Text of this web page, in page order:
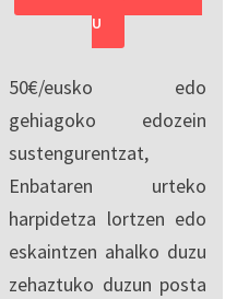
U
50€/eusko edo
gehiagoko edozein
sustengurentzat,
Enbataren urteko
harpidetza lortzen edo
eskaintzen ahalko duzu
zehaztuko duzun posta